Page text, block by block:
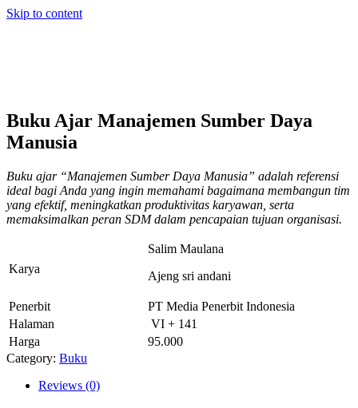
Skip to content
Buku Ajar Manajemen Sumber Daya
Manusia
Buku ajar “Manajemen Sumber Daya Manusia” adalah referensi
ideal bagi Anda yang ingin memahami bagaimana membangun tim
yang efektif, meningkatkan produktivitas karyawan, serta
memaksimalkan peran SDM dalam pencapaian tujuan organisasi.
Karya
Salim Maulana
Ajeng sri andani
Penerbit
PT Media Penerbit Indonesia
Halaman
VI + 141
Harga
95.000
Category: Buku
Reviews (0)